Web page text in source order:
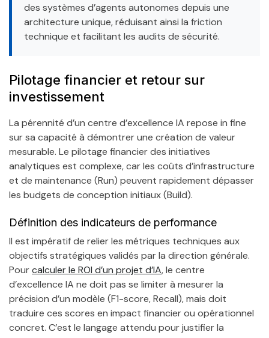
des systèmes d’agents autonomes depuis une
architecture unique, réduisant ainsi la friction
technique et facilitant les audits de sécurité.
Pilotage financier et retour sur
investissement
La pérennité d’un centre d’excellence IA repose in fine
sur sa capacité à démontrer une création de valeur
mesurable. Le pilotage financier des initiatives
analytiques est complexe, car les coûts d’infrastructure
et de maintenance (Run) peuvent rapidement dépasser
les budgets de conception initiaux (Build).
Définition des indicateurs de performance
Il est impératif de relier les métriques techniques aux
objectifs stratégiques validés par la direction générale.
Pourcalculer le ROI d’un projet d’IA, le centre
d’excellence IA ne doit pas se limiter à mesurer la
précision d’un modèle (F1-score, Recall), mais doit
traduire ces scores en impact financier ou opérationnel
concret. C’est le langage attendu pour justifier la